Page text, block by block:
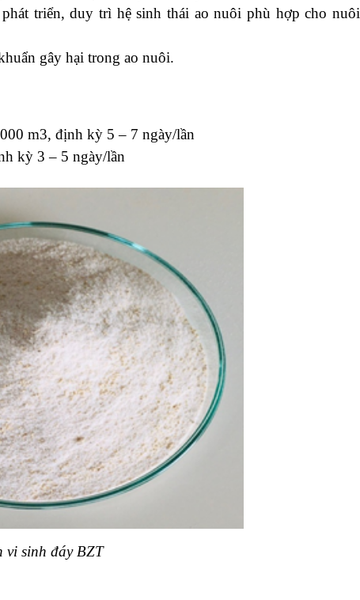
triển, duy trì hệ sinh thái ao nuôi phù hợp cho nuôi
gây hại trong ao nuôi.
m3, định kỳ 5 – 7 ngày/lần
kỳ 3 – 5 ngày/lần
BZT